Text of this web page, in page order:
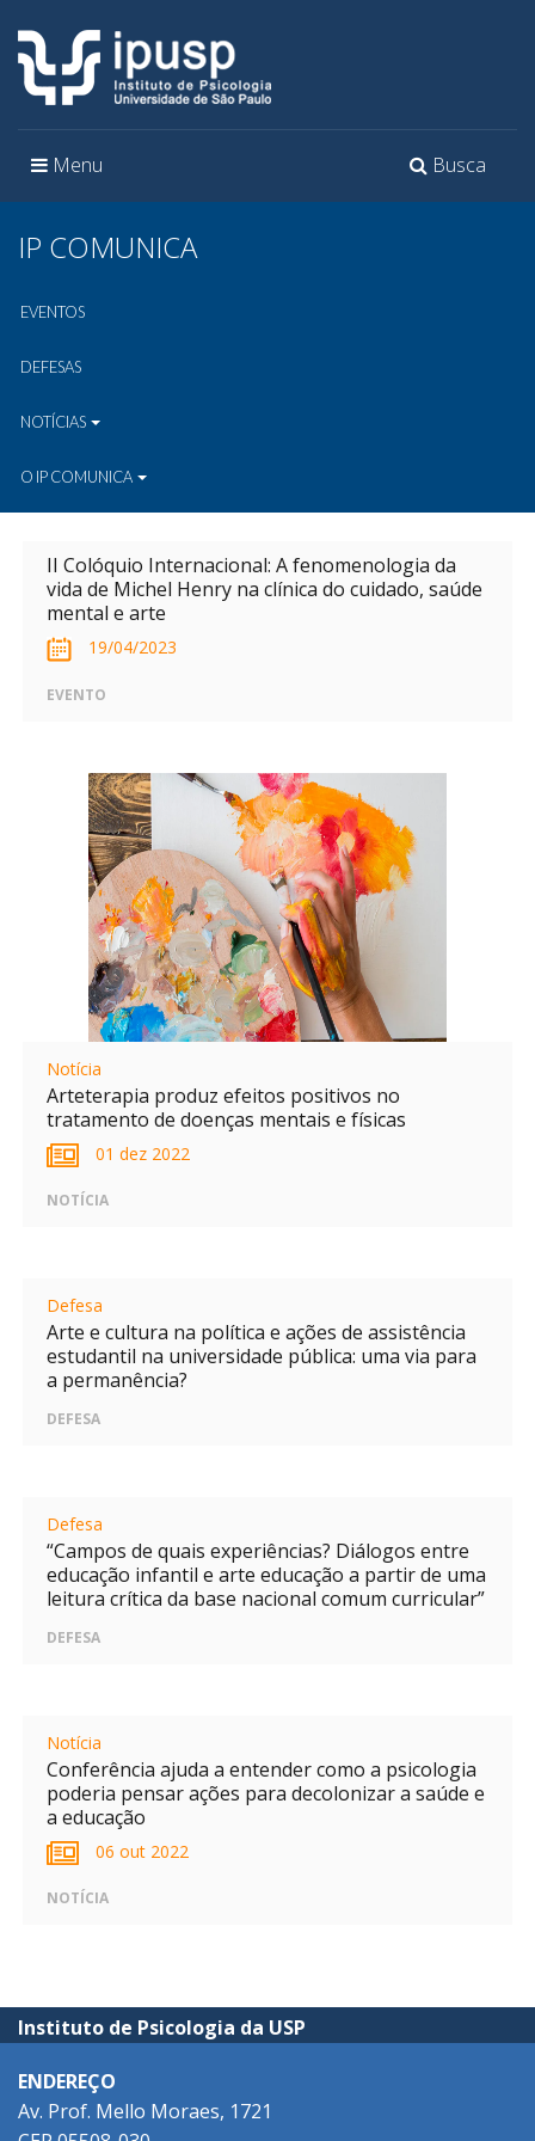
Toggle
Busca
Toggle
Menu
IP COMUNICA
EVENTOS
DEFESAS
NOTÍCIAS
O IP COMUNICA
II Colóquio Internacional: A fenomenologia da
vida de Michel Henry na clínica do cuidado, saúde
mental e arte
19/04/2023
EVENTO
Notícia
Arteterapia produz efeitos positivos no
tratamento de doenças mentais e físicas
01 dez 2022
NOTÍCIA
Defesa
Arte e cultura na política e ações de assistência
estudantil na universidade pública: uma via para
a permanência?
DEFESA
Defesa
“Campos de quais experiências? Diálogos entre
educação infantil e arte educação a partir de uma
leitura crítica da base nacional comum curricular”
DEFESA
Notícia
Conferência ajuda a entender como a psicologia
poderia pensar ações para decolonizar a saúde e
a educação
06 out 2022
NOTÍCIA
Instituto de Psicologia da USP
ENDEREÇO
Av. Prof. Mello Moraes, 1721